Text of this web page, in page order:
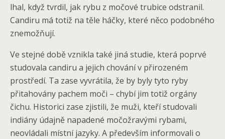
lhal, když tvrdil, jak rybu z močové trubice odstranil.
Candiru má totiž na těle háčky, které něco podobného
znemožňují.
Ve stejné době vznikla také jiná studie, která poprvé
studovala candiru a jejich chování v přirozeném
prostředí. Ta zase vyvrátila, že by byly tyto ryby
přitahovány pachem moči – chybí jim totiž orgány
čichu. Historici zase zjistili, že muži, kteří studovali
indiány údajně napadené močožravými rybami,
neovládali místní jazyky. A především informovali o